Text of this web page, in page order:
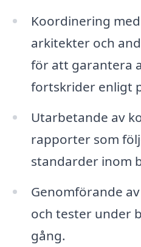
Koordinering
arkitekter och
för att garantera
fortskrider enligt
Utarbetande av
rapporter som
standarder inom
Genomförande
och tester under
gång.